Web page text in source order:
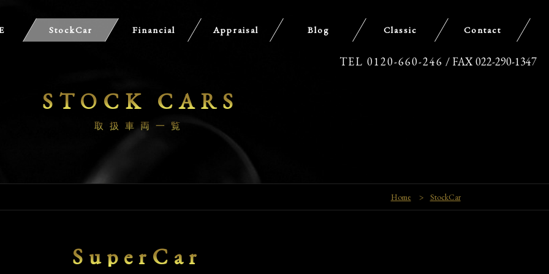
TEL 0120-660-246 / FAX 022-290-1347
StockCar Financial Appraisal Blog Classic Contact
STOCK CARS
取扱車両一覧
Home > StockCar
SuperCar